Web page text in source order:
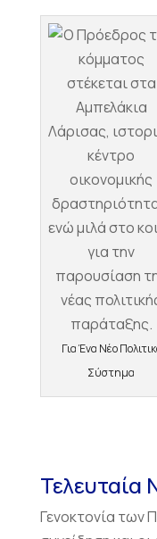
Για Ένα Νέο
Σύστημα
Τελευταία
Γενοκτονία των